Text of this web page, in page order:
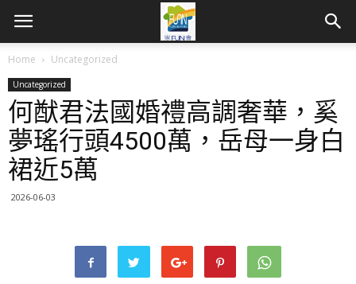
Home Uncategorized
Uncategorized
何猷君法國婚禮高調奢華，奚
夢瑤行頭4500萬，岳母一身白
裙近5萬
2026-06-03